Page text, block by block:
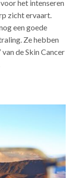
het intenseren
zicht ervaart.
een goede
Ze hebben
de Skin Cancer